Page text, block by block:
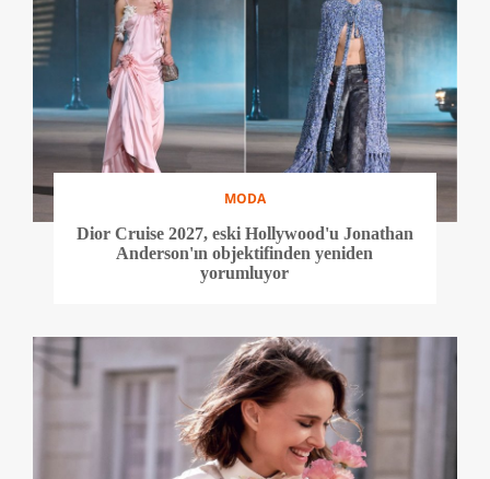
MODA
Dior Cruise 2027, eski Hollywood'u Jonathan
Anderson'ın objektifinden yeniden
yorumluyor